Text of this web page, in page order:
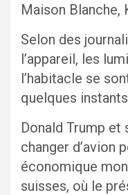
Maison Blanche,
Selon des
l’appareil, les
l’habitacle se
quelques
Donald Trump et
changer d’avion
économique
suisses, où le